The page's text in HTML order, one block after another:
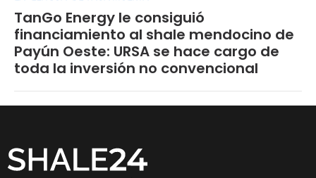
TanGo Energy le consiguió
financiamiento al shale mendocino de
Payún Oeste: URSA se hace cargo de
toda la inversión no convencional